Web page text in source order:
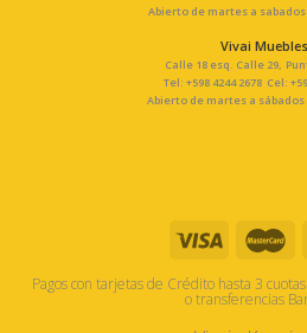
Abierto de martes a sabados
Vivai Muebles
Calle 18 esq. Calle 29,
Tel: +598 4244 2678 Cel:
Abierto de martes a sábados
Pagos con tarjetas de Crédito hasta 3
o transferencias